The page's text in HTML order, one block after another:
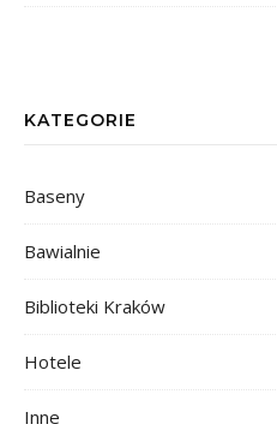
KATEGORIE
Baseny
Bawialnie
Biblioteki Kraków
Hotele
Inne